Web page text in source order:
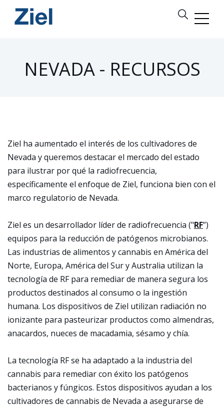
NEVADA - RECURSOS
Ziel ha aumentado el interés de los cultivadores de
Nevada y queremos destacar el mercado del estado
para ilustrar por qué la radiofrecuencia,
específicamente el enfoque de Ziel, funciona bien con el
marco regulatorio de Nevada.
Ziel es un desarrollador líder de radiofrecuencia ("RF”)
equipos para la reducción de patógenos microbianos.
Las industrias de alimentos y cannabis en América del
Norte, Europa, América del Sur y Australia utilizan la
tecnología de RF para remediar de manera segura los
productos destinados al consumo o la ingestión
humana. Los dispositivos de Ziel utilizan radiación no
ionizante para pasteurizar productos como almendras,
anacardos, nueces de macadamia, sésamo y chía.
La tecnología RF se ha adaptado a la industria del
cannabis para remediar con éxito los patógenos
bacterianos y fúngicos. Estos dispositivos ayudan a los
cultivadores de cannabis de Nevada a asegurarse de